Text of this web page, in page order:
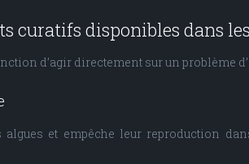
curatifs disponibles dans
d’agir directement sur un problème
algues et empêche leur reproduction